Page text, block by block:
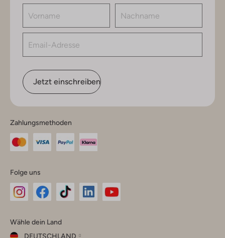
Jetzt einschreiben
Zahlungsmethoden
Folge uns
Instagram
Facebook
TikTok
Wähle dein Land
DEUTSCHLAND